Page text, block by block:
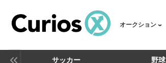
オークション
サッカー 野球